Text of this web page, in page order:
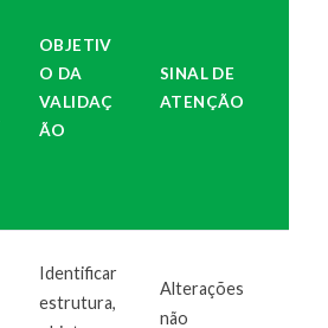
OBJETIV
O DA
VALIDAÇ
ÃO
SINAL DE
ATENÇÃO
Identificar
estrutura,
Alterações
não